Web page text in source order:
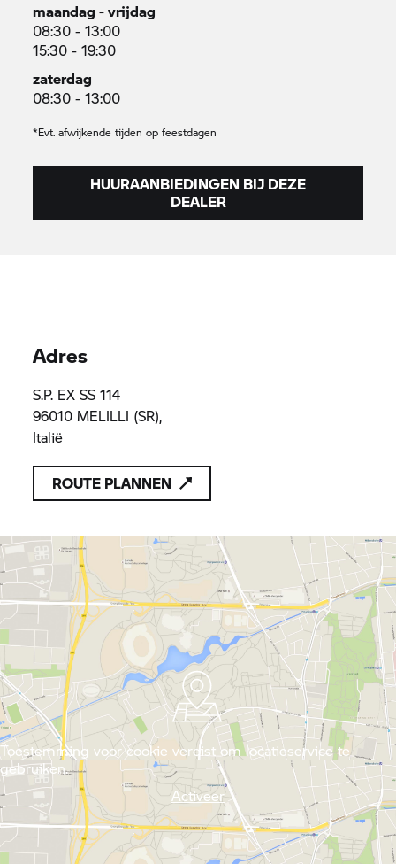
maandag - vrijdag
08:30 - 13:00
15:30 - 19:30
zaterdag
08:30 - 13:00
*Evt. afwijkende tijden op feestdagen
HUURAANBIEDINGEN BIJ DEZE
DEALER
Adres
S.P. EX SS 114
96010 MELILLI (SR),
Italië
ROUTE PLANNEN
Toestemming voor cookie vereist om locatieservice te
gebruiken.
Activeer